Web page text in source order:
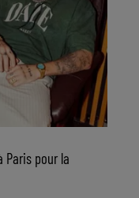
Paris pour la